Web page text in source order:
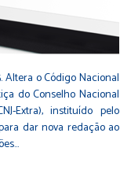
Altera o Código Nacional
do Conselho Nacional
Extra), instituído pelo
dar nova redação ao